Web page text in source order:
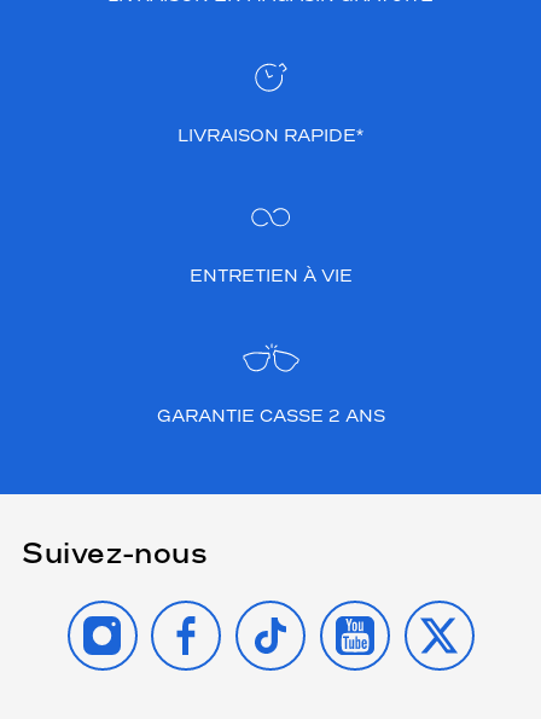
LIVRAISON RAPIDE*
ENTRETIEN À VIE
GARANTIE CASSE 2 ANS
Suivez-nous
INSTAGRAMFACEBOOK
TIKTOK YOUTUBE
X